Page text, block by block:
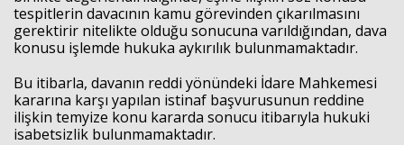
tespitlerin davacının kamu görevinden çıkarılmasını
gerektirir nitelikte olduğu sonucuna varıldığından, dava
konusu işlemde hukuka aykırılık bulunmamaktadır.
Bu itibarla, davanın reddi yönündeki İdare Mahkemesi
kararına karşı yapılan istinaf başvurusunun reddine
ilişkin temyize konu kararda sonucu itibarıyla hukuki
isabetsizlik bulunmamaktadır.